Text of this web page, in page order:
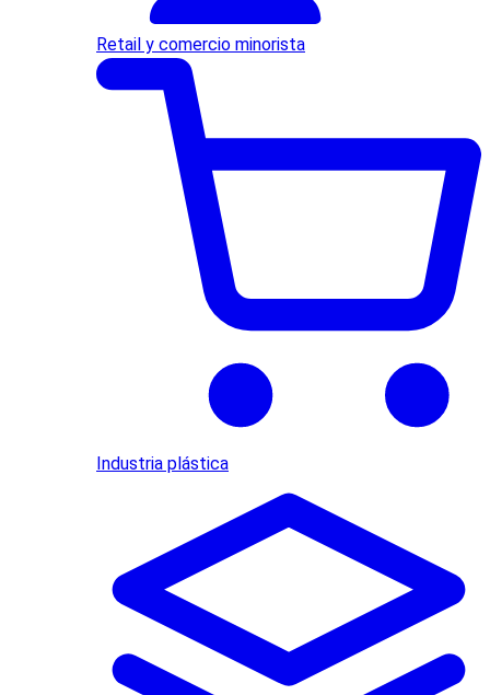
Retail y comercio minorista
Industria plástica